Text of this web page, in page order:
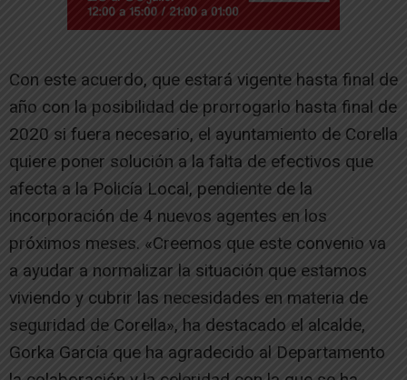
Con este acuerdo, que estará vigente hasta final de
año con la posibilidad de prorrogarlo hasta final de
2020 si fuera necesario, el ayuntamiento de Corella
quiere poner solución a la falta de efectivos que
afecta a la Policía Local, pendiente de la
incorporación de 4 nuevos agentes en los
próximos meses. «Creemos que este convenio va
a ayudar a normalizar la situación que estamos
viviendo y cubrir las necesidades en materia de
seguridad de Corella», ha destacado el alcalde,
Gorka García que ha agradecido al Departamento